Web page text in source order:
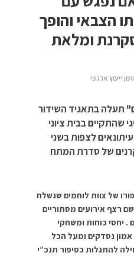
הצבאי והופך
ומלאת
ייעוץ ארגוני
בתאגיד השידור
שהתקיים בבית ציוני
לצפות בשני
של סדרת המתח
של צוות לוחמים שנשלח
רצף אירועים מסתוריים
יחסי כוחות ומשחקי
נסדקים ומעל הכל
להתגלות כסיפור תנכ”י